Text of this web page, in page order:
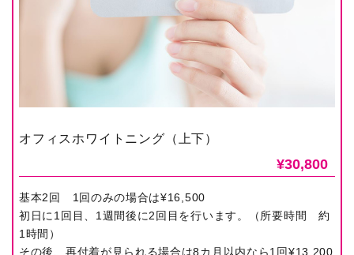
オフィスホワイトニング（上下）
¥30,800
基本2回 1回のみの場合は¥16,500
初日に1回目、1週間後に2回目を行います。（所要時間 約
1時間）
その後、再付着が見られる場合は8カ月以内なら1回¥13,200